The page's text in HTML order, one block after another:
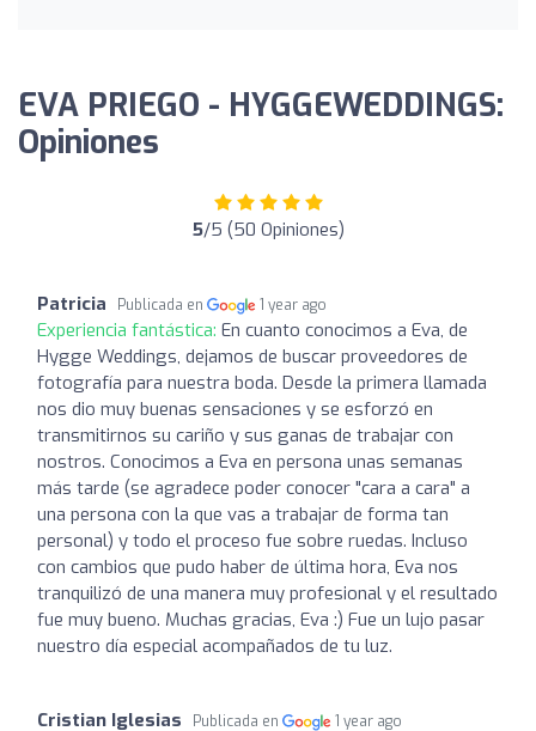
EVA PRIEGO - HYGGEWEDDINGS:
Opiniones
5/5 (50 Opiniones)
Patricia Publicada en 1 year ago
Experiencia fantástica: En cuanto conocimos a Eva, de
Hygge Weddings, dejamos de buscar proveedores de
fotografía para nuestra boda. Desde la primera llamada
nos dio muy buenas sensaciones y se esforzó en
transmitirnos su cariño y sus ganas de trabajar con
nostros. Conocimos a Eva en persona unas semanas
más tarde (se agradece poder conocer "cara a cara" a
una persona con la que vas a trabajar de forma tan
personal) y todo el proceso fue sobre ruedas. Incluso
con cambios que pudo haber de última hora, Eva nos
tranquilizó de una manera muy profesional y el resultado
fue muy bueno. Muchas gracias, Eva :) Fue un lujo pasar
nuestro día especial acompañados de tu luz.
Cristian Iglesias Publicada en 1 year ago